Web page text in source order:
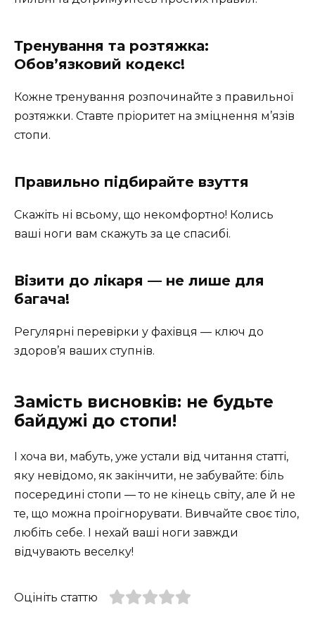
Тренування та розтяжка:
Обов’язковий кодекс!
Кожне тренування розпочинайте з правильної
розтяжки. Ставте пріоритет на зміцнення м’язів
стопи.
Правильно підбирайте взуття
Скажіть ні всьому, що некомфортно! Колись
ваші ноги вам скажуть за це спасибі.
Візити до лікаря — не лише для
багача!
Регулярні перевірки у фахівця — ключ до
здоров’я ваших ступнів.
Замість висновків: не будьте
байдужі до стопи!
І хоча ви, мабуть, уже устали від читання статті,
яку невідомо, як закінчити, не забувайте: біль
посередині стопи — то не кінець світу, але й не
те, що можна проігнорувати. Вивчайте своє тіло,
любіть себе. І нехай ваші ноги завжди
відчувають веселку!
Оцініть статтю